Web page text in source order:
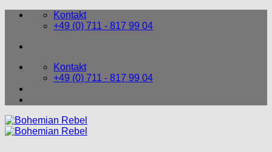
Zum
Kontakt
+49 (0) 711 - 817 99 04
Kontakt
+49 (0) 711 - 817 99 04